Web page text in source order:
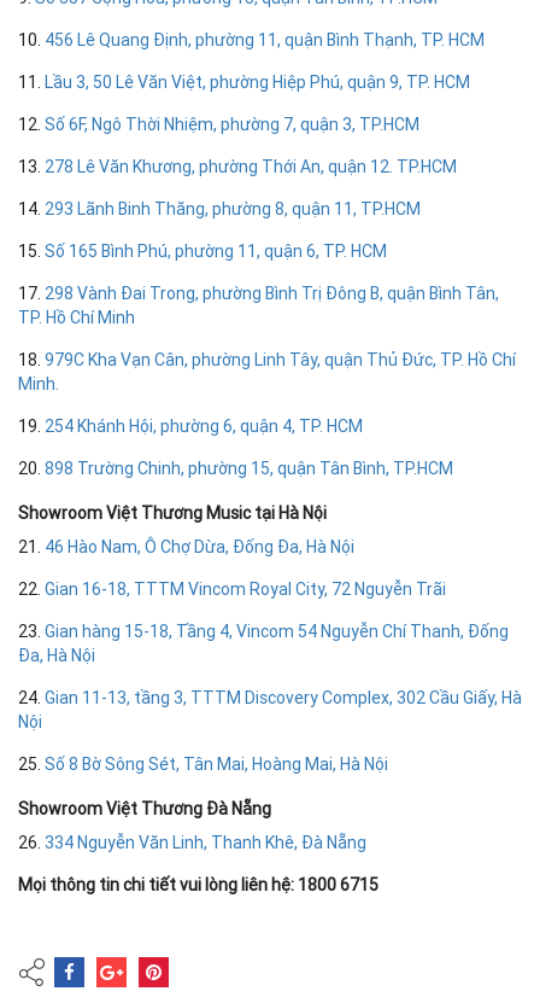
10. 456 Lê Quang Định, phường 11, quận Bình Thạnh, TP. HCM
11. Lầu 3, 50 Lê Văn Việt, phường Hiệp Phú, quận 9, TP. HCM
12. Số 6F, Ngô Thời Nhiệm, phường 7, quận 3, TP.HCM
13. 278 Lê Văn Khương, phường Thới An, quận 12. TP.HCM
14. 293 Lãnh Binh Thăng, phường 8, quận 11, TP.HCM
15. Số 165 Bình Phú, phường 11, quận 6, TP. HCM
17. 298 Vành Đai Trong, phường Bình Trị Đông B, quận Bình Tân,
TP. Hồ Chí Minh
18. 979C Kha Vạn Cân, phường Linh Tây, quận Thủ Đức, TP. Hồ Chí
Minh.
19. 254 Khánh Hội, phường 6, quận 4, TP. HCM
20. 898 Trường Chinh, phường 15, quận Tân Bình, TP.HCM
Showroom Việt Thương Music tại Hà Nội
21. 46 Hào Nam, Ô Chợ Dừa, Đống Đa, Hà Nội
22. Gian 16-18, TTTM Vincom Royal City, 72 Nguyễn Trãi
23. Gian hàng 15-18, Tầng 4, Vincom 54 Nguyễn Chí Thanh, Đống
Đa, Hà Nội
24. Gian 11-13, tầng 3, TTTM Discovery Complex, 302 Cầu Giấy, Hà
Nội
25. Số 8 Bờ Sông Sét, Tân Mai, Hoàng Mai, Hà Nội
Showroom Việt Thương Đà Nẵng
26. 334 Nguyễn Văn Linh, Thanh Khê, Đà Nẵng
Mọi thông tin chi tiết vui lòng liên hệ: 1800 6715